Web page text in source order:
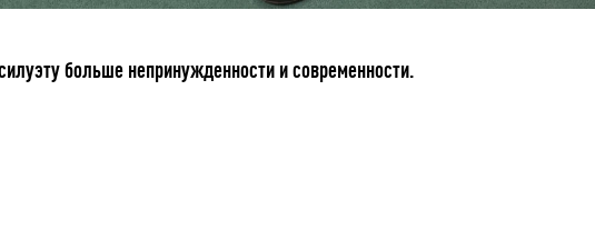
больше непринужденности и современности.